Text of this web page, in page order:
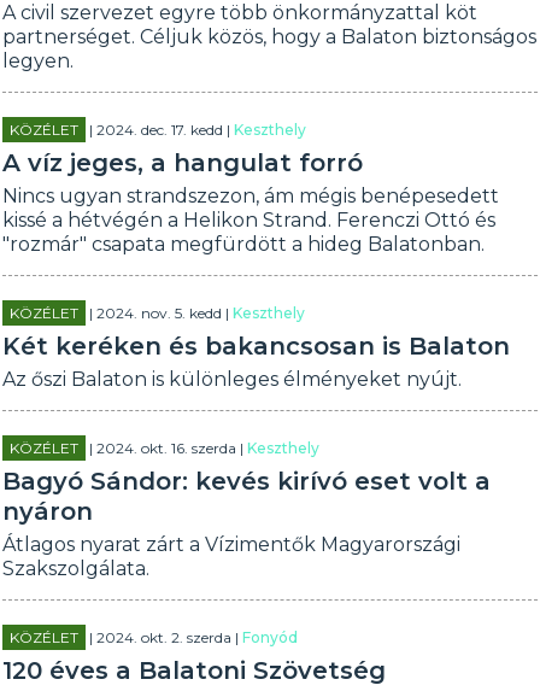
A civil szervezet egyre több önkormányzattal köt
partnerséget. Céljuk közös, hogy a Balaton biztonságos
legyen.
KÖZÉLET | 2024. dec. 17. kedd |Keszthely
A víz jeges, a hangulat forró
Nincs ugyan strandszezon, ám mégis benépesedett
kissé a hétvégén a Helikon Strand. Ferenczi Ottó és
"rozmár" csapata megfürdött a hideg Balatonban.
KÖZÉLET | 2024. nov. 5. kedd |Keszthely
Két keréken és bakancsosan is Balaton
Az őszi Balaton is különleges élményeket nyújt.
KÖZÉLET | 2024. okt. 16. szerda |Keszthely
Bagyó Sándor: kevés kirívó eset volt a
nyáron
Átlagos nyarat zárt a Vízimentők Magyarországi
Szakszolgálata.
KÖZÉLET | 2024. okt. 2. szerda |Fonyód
120 éves a Balatoni Szövetség